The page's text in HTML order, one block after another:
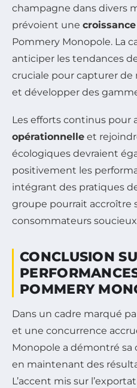
champagne dans divers
prévoient une
Pommery Monopole. La
anticiper les tendances
cruciale pour capturer
et développer des
Les efforts continus pour
opérationnelle et
écologiques devraient
positivement les
intégrant des pratiques
groupe pourrait accroître
consommateurs
CONCLUSION
POMMERY
Dans un cadre marqué
et une concurrence
Monopole a démontré sa
en maintenant des
L’accent mis sur